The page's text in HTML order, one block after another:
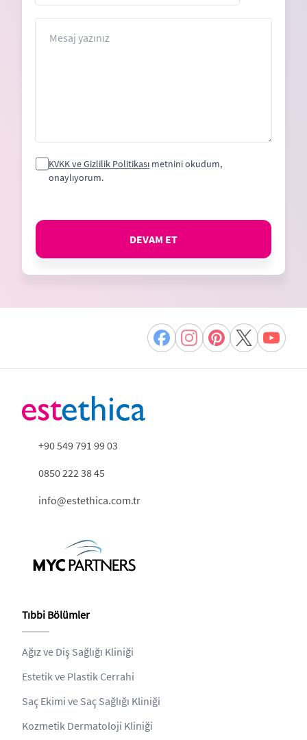
States
KVKK ve Gizlilik Politikası metnini okudum,
onaylıyorum.
DEVAM ET
+90 549 791 99 03
0850 222 38 45
info@estethica.com.tr
Tıbbi Bölümler
Ağız ve Diş Sağlığı Kliniği
Estetik ve Plastik Cerrahi
Saç Ekimi ve Saç Sağlığı Kliniği
Kozmetik Dermatoloji Kliniği